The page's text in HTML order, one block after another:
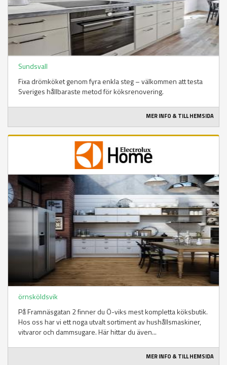
Sundsvall
Fixa drömköket genom fyra enkla steg – välkommen att testa
Sveriges hållbaraste metod för köksrenovering.
MER INFO & TILL HEMSIDA
örnsköldsvik
På Framnäsgatan 2 finner du Ö-viks mest kompletta köksbutik.
Hos oss har vi ett noga utvalt sortiment av hushållsmaskiner,
vitvaror och dammsugare. Här hittar du även...
MER INFO & TILL HEMSIDA